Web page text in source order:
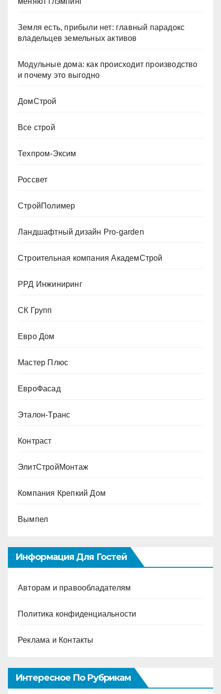
Земля есть, прибыли нет: главный парадокс
владельцев земельных активов
Модульные дома: как происходит производство
и почему это выгодно
ДомСтрой
Все строй
Техпром-Эксим
Россвет
СтройПолимер
Ландшафтный дизайн Pro-garden
Строительная компания АкадемСтрой
РРД Инжиниринг
СК Групп
Евро Дом
Мастер Плюс
ЕвроФасад
Эталон-Транс
Контраст
ЭлитСтройМонтаж
Компания Крепкий Дом
Вымпел
Информация Для Гостей
Авторам и правообладателям
Политика конфиденциальности
Реклама и Контакты
Интересное По Рубрикам